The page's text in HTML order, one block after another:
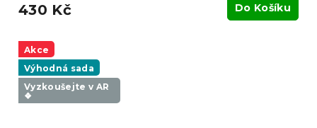
430 Kč Do Košíku
Akce
Výhodná sada
Vyzkoušejte v AR
❖